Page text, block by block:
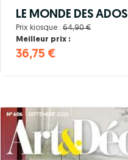
LE MONDE DES ADOS
Prix kiosque : 64,90 €
Meilleur prix :
36,75 €